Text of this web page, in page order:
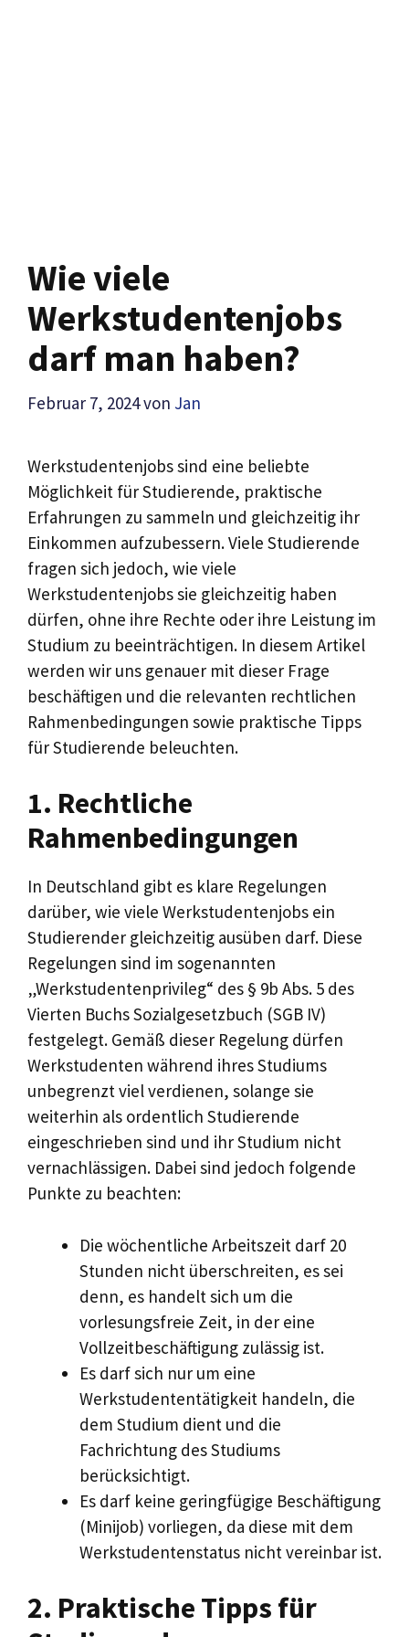
Wie viele
Werkstudentenjobs
darf man haben?
Februar 7, 2024von Jan
Werkstudentenjobs sind eine beliebte
Möglichkeit für Studierende, praktische
Erfahrungen zu sammeln und gleichzeitig ihr
Einkommen aufzubessern. Viele Studierende
fragen sich jedoch, wie viele
Werkstudentenjobs sie gleichzeitig haben
dürfen, ohne ihre Rechte oder ihre Leistung im
Studium zu beeinträchtigen. In diesem Artikel
werden wir uns genauer mit dieser Frage
beschäftigen und die relevanten rechtlichen
Rahmenbedingungen sowie praktische Tipps
für Studierende beleuchten.
1. Rechtliche
Rahmenbedingungen
In Deutschland gibt es klare Regelungen
darüber, wie viele Werkstudentenjobs ein
Studierender gleichzeitig ausüben darf. Diese
Regelungen sind im sogenannten
„Werkstudentenprivileg“ des § 9b Abs. 5 des
Vierten Buchs Sozialgesetzbuch (SGB IV)
festgelegt. Gemäß dieser Regelung dürfen
Werkstudenten während ihres Studiums
unbegrenzt viel verdienen, solange sie
weiterhin als ordentlich Studierende
eingeschrieben sind und ihr Studium nicht
vernachlässigen. Dabei sind jedoch folgende
Punkte zu beachten:
Die wöchentliche Arbeitszeit darf 20
Stunden nicht überschreiten, es sei
denn, es handelt sich um die
vorlesungsfreie Zeit, in der eine
Vollzeitbeschäftigung zulässig ist.
Es darf sich nur um eine
Werkstudententätigkeit handeln, die
dem Studium dient und die
Fachrichtung des Studiums
berücksichtigt.
Es darf keine geringfügige Beschäftigung
(Minijob) vorliegen, da diese mit dem
Werkstudentenstatus nicht vereinbar ist.
2. Praktische Tipps für